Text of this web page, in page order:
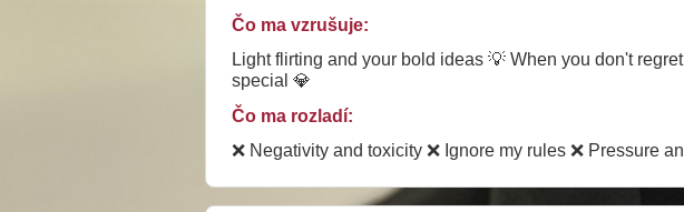
Čo ma vzrušuje:
Light flirting and your bold ideas 💡 When you don't
special 💎
Čo ma rozladí:
❌ Negativity and toxicity ❌ Ignore my rules ❌ Pressure